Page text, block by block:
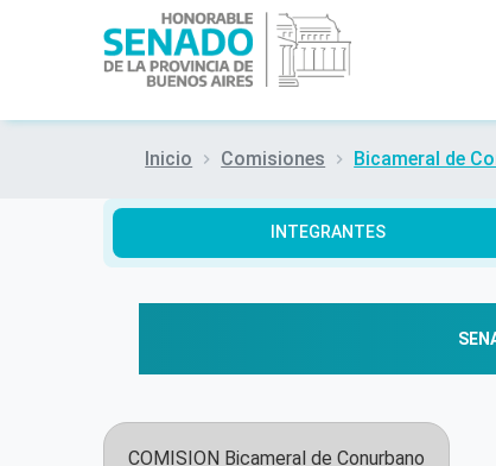
Inicio Comisiones Bicameral de
INTEGRANTES
COMISION Bicameral de Conurbano